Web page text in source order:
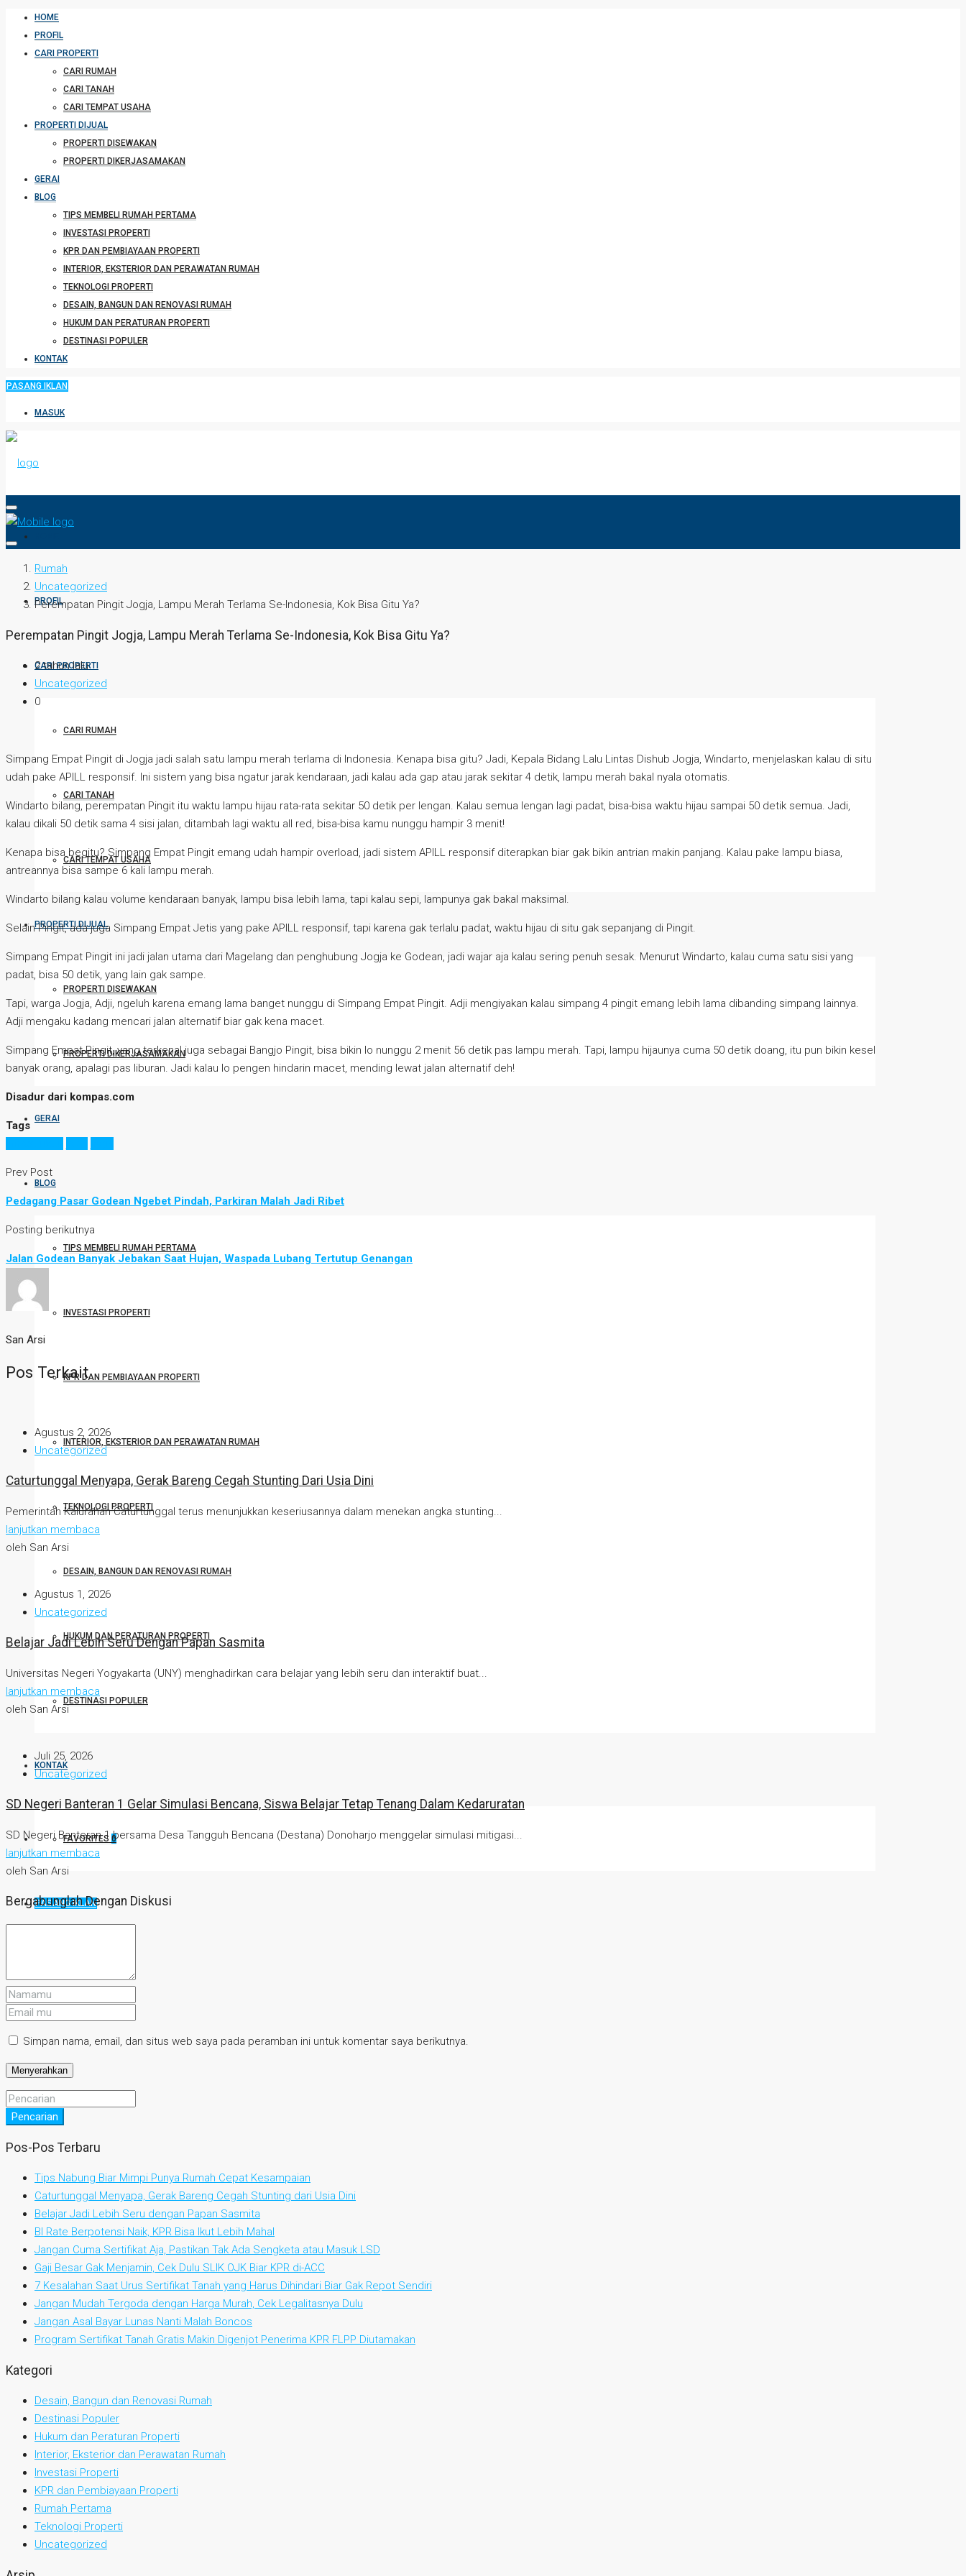
HOME
PROFIL
CARI PROPERTI
CARI RUMAH
CARI TANAH
CARI TEMPAT USAHA
PROPERTI DIJUAL
PROPERTI DISEWAKAN
PROPERTI DIKERJASAMAKAN
GERAI
BLOG
TIPS MEMBELI RUMAH PERTAMA
INVESTASI PROPERTI
KPR DAN PEMBIAYAAN PROPERTI
INTERIOR, EKSTERIOR DAN PERAWATAN RUMAH
TEKNOLOGI PROPERTI
DESAIN, BANGUN DAN RENOVASI RUMAH
HUKUM DAN PERATURAN PROPERTI
DESTINASI POPULER
KONTAK
PASANG IKLAN
MASUK
PROFIL
CARI PROPERTI
CARI RUMAH
CARI TANAH
CARI TEMPAT USAHA
PROPERTI DIJUAL
PROPERTI DISEWAKAN
PROPERTI DIKERJASAMAKAN
GERAI
BLOG
TIPS MEMBELI RUMAH PERTAMA
INVESTASI PROPERTI
KPR DAN PEMBIAYAAN PROPERTI
INTERIOR, EKSTERIOR DAN PERAWATAN RUMAH
TEKNOLOGI PROPERTI
DESAIN, BANGUN DAN RENOVASI RUMAH
HUKUM DAN PERATURAN PROPERTI
DESTINASI POPULER
KONTAK
FAVORITES 0
PASANG IKLAN
Rumah
Uncategorized
Perempatan Pingit Jogja, Lampu Merah Terlama Se-Indonesia, Kok Bisa Gitu Ya?
Perempatan Pingit Jogja, Lampu Merah Terlama Se-Indonesia, Kok Bisa Gitu Ya?
2 tahun lalu
Uncategorized
0
Simpang Empat Pingit di Jogja jadi salah satu lampu merah terlama di Indonesia. Kenapa bisa gitu? Jadi, Kepala Bidang Lalu Lintas Dishub Jogja, Windarto, menjelaskan kalau di situ
udah pake APILL responsif. Ini sistem yang bisa ngatur jarak kendaraan, jadi kalau ada gap atau jarak sekitar 4 detik, lampu merah bakal nyala otomatis.
Windarto bilang, perempatan Pingit itu waktu lampu hijau rata-rata sekitar 50 detik per lengan. Kalau semua lengan lagi padat, bisa-bisa waktu hijau sampai 50 detik semua. Jadi,
kalau dikali 50 detik sama 4 sisi jalan, ditambah lagi waktu all red, bisa-bisa kamu nunggu hampir 3 menit!
Kenapa bisa begitu? Simpang Empat Pingit emang udah hampir overload, jadi sistem APILL responsif diterapkan biar gak bikin antrian makin panjang. Kalau pake lampu biasa,
antreannya bisa sampe 6 kali lampu merah.
Windarto bilang kalau volume kendaraan banyak, lampu bisa lebih lama, tapi kalau sepi, lampunya gak bakal maksimal.
Selain Pingit, ada juga Simpang Empat Jetis yang pake APILL responsif, tapi karena gak terlalu padat, waktu hijau di situ gak sepanjang di Pingit.
Simpang Empat Pingit ini jadi jalan utama dari Magelang dan penghubung Jogja ke Godean, jadi wajar aja kalau sering penuh sesak. Menurut Windarto, kalau cuma satu sisi yang
padat, bisa 50 detik, yang lain gak sampe.
Tapi, warga Jogja, Adji, ngeluh karena emang lama banget nunggu di Simpang Empat Pingit. Adji mengiyakan kalau simpang 4 pingit emang lebih lama dibanding simpang lainnya.
Adji mengaku kadang mencari jalan alternatif biar gak kena macet.
Simpang Empat Pingit, yang terkenal juga sebagai Bangjo Pingit, bisa bikin lo nunggu 2 menit 56 detik pas lampu merah. Tapi, lampu hijaunya cuma 50 detik doang, itu pun bikin kesel
banyak orang, apalagi pas liburan. Jadi kalau lo pengen hindarin macet, mending lewat jalan alternatif deh!
Disadur dari kompas.com
Tags
Prev Post
Pedagang Pasar Godean Ngebet Pindah, Parkiran Malah Jadi Ribet
Posting berikutnya
Jalan Godean Banyak Jebakan Saat Hujan, Waspada Lubang Tertutup Genangan
San Arsi
Pos Terkait
Agustus 2, 2026
Uncategorized
Caturtunggal Menyapa, Gerak Bareng Cegah Stunting Dari Usia Dini
Pemerintah Kalurahan Caturtunggal terus menunjukkan keseriusannya dalam menekan angka stunting...
lanjutkan membaca
oleh San Arsi
Agustus 1, 2026
Uncategorized
Belajar Jadi Lebih Seru Dengan Papan Sasmita
Universitas Negeri Yogyakarta (UNY) menghadirkan cara belajar yang lebih seru dan interaktif buat...
lanjutkan membaca
oleh San Arsi
Juli 25, 2026
Uncategorized
SD Negeri Banteran 1 Gelar Simulasi Bencana, Siswa Belajar Tetap Tenang Dalam Kedaruratan
SD Negeri Banteran 1 bersama Desa Tangguh Bencana (Destana) Donoharjo menggelar simulasi mitigasi...
lanjutkan membaca
oleh San Arsi
Bergabunglah Dengan Diskusi
Simpan nama, email, dan situs web saya pada peramban ini untuk komentar saya berikutnya.
Pencarian
Pos-Pos Terbaru
Tips Nabung Biar Mimpi Punya Rumah Cepat Kesampaian
Caturtunggal Menyapa, Gerak Bareng Cegah Stunting dari Usia Dini
Belajar Jadi Lebih Seru dengan Papan Sasmita
BI Rate Berpotensi Naik, KPR Bisa Ikut Lebih Mahal
Jangan Cuma Sertifikat Aja, Pastikan Tak Ada Sengketa atau Masuk LSD
Gaji Besar Gak Menjamin, Cek Dulu SLIK OJK Biar KPR di-ACC
7 Kesalahan Saat Urus Sertifikat Tanah yang Harus Dihindari Biar Gak Repot Sendiri
Jangan Mudah Tergoda dengan Harga Murah, Cek Legalitasnya Dulu
Jangan Asal Bayar Lunas Nanti Malah Boncos
Program Sertifikat Tanah Gratis Makin Digenjot Penerima KPR FLPP Diutamakan
Kategori
Desain, Bangun dan Renovasi Rumah
Destinasi Populer
Hukum dan Peraturan Properti
Interior, Eksterior dan Perawatan Rumah
Investasi Properti
KPR dan Pembiayaan Properti
Rumah Pertama
Teknologi Properti
Uncategorized